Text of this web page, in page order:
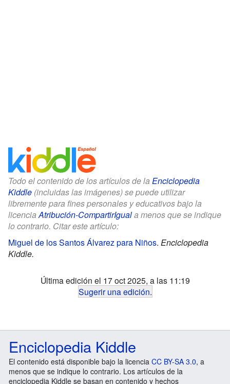
Todo el contenido de los artículos de la Enciclopedia
Kiddle (incluidas las imágenes) se puede utilizar
libremente para fines personales y educativos bajo la
licenciaAtribución-CompartirIguala menos que se indique
lo contrario. Citar este artículo:
Miguel de los Santos Álvarez para Niños. Enciclopedia
Kiddle.
Última edición el 17 oct 2025, a las 11:19
Sugerir una edición.
Enciclopedia Kiddle
El contenido está disponible bajo la licencia CC BY-SA 3.0, a
menos que se indique lo contrario. Los artículos de la
enciclopedia Kiddle se basan en contenido y hechos